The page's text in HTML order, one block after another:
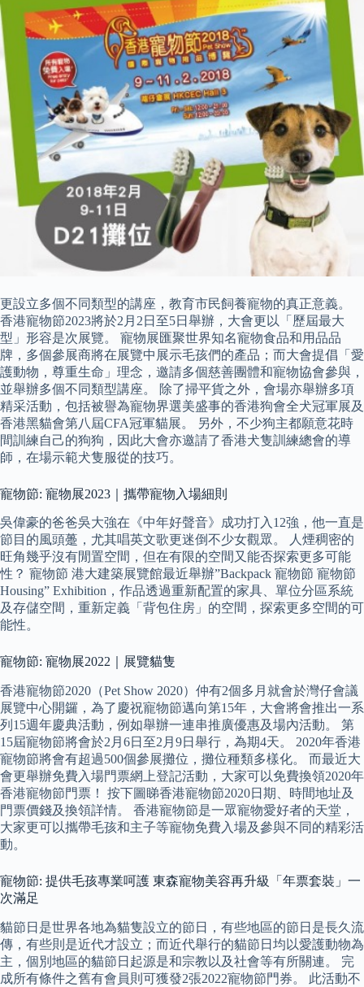
更設立多個不同類型的講座，教育市民飼養寵物的真正意義。
香港寵物節2023將於2月2日至5日舉辦，大會更以「歷屆最大
型」形容是次展覽。 寵物展匯聚世界知名寵物食品和用品品
牌，多個參展商將在展覽中展示毛孩們的產品；而大會提倡「愛
護動物，尊重生命」理念，邀請多個慈善團體和寵物協會參與，
並舉辦多個不同類型講座。 除了掃平貨之外，會場亦舉辦多項
精采活動，包括被譽為寵物界選美盛事的香港狗會全犬冠軍展及
香港黑貓會第八屆CFA冠軍貓展。 另外，不少狗主都願意花時
間訓練自己的狗狗，因此大會亦邀請了香港犬隻訓練總會的導
師，在場示範犬隻服從的技巧。
寵物節: 寵物展2023｜攜帶寵物入場細則
吳偉豪的爸爸吳大強在《中年好聲音》成功打入12強，他一直是
節目的風頭躉，尤其唱英文歌更迷倒不少女觀眾。 人煙稠密的
旺角幾乎沒有閒置空間，但在有限的空間又能否探索更多可能
性？ 寵物節 港大建築展覽館最近舉辦”Backpack 寵物節 寵物節
Housing” Exhibition，作品透過重新配置的家具、單位分區系統
及存儲空間，重新定義「背包住房」的空間，探索更多空間的可
能性。
寵物節: 寵物展2022｜展覽貓隻
香港寵物節2020（Pet Show 2020）仲有2個多月就會於灣仔會議
展覽中心開鑼，為了慶祝寵物節邁向第15年，大會將會推出一系
列15週年慶典活動，例如舉辦一連串推廣優惠及場內活動。 第
15屆寵物節將會於2月6日至2月9日舉行，為期4天。 2020年香港
寵物節將會有超過500個參展攤位，攤位種類多樣化。 而最近大
會更舉辦免費入場門票網上登記活動，大家可以免費換領2020年
香港寵物節門票！ 按下圖睇香港寵物節2020日期、時間地址及
門票價錢及換領詳情。 香港寵物節是一眾寵物愛好者的天堂，
大家更可以攜帶毛孩和主子等寵物免費入場及參與不同的精彩活
動。
寵物節: 提供毛孩專業呵護 東森寵物美容再升級「年票套裝」一
次滿足
貓節日是世界各地為貓隻設立的節日，有些地區的節日是長久流
傳，有些則是近代才設立；而近代舉行的貓節日均以愛護動物為
主，個別地區的貓節日起源是和宗教以及社會等有所關連。 完
成所有條件之舊有會員則可獲發2張2022寵物節門券。 此活動不